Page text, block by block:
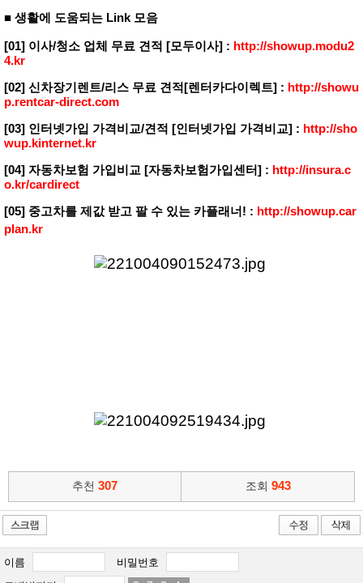
■ 생활에 도움되는 Link 모음
[01] 이사/청소 업체 무료 견적 [모두이사] : http://showup.modu2
4.kr
[02] 신차장기렌트/리스 무료 견적[렌터카다이렉트] : http://showu
p.rentcar-direct.com
[03] 인터넷가입 가격비교/견적 [인터넷가입 가격비교] : http://sho
wup.kinternet.kr
[04] 자동차보험 가입비교 [자동차보험가입센터] : http://insura.c
o.kr/cardirect
[05] 중고차를 제값 받고 팔 수 있는 카플래너! : http://showup.car
plan.kr
추천 307 조회 943